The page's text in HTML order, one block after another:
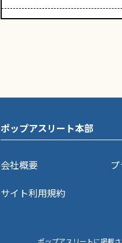
ポップアスリート本部
会社概要
サイト利用規約